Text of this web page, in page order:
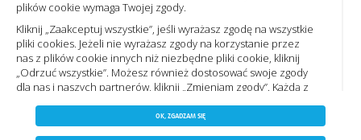
plików cookie wymaga Twojej zgody.
Kliknij „Zaakceptuj wszystkie”, jeśli wyrażasz zgodę na wszystkie
pliki cookies. Jeżeli nie wyrażasz zgody na korzystanie przez
nas z plików cookie innych niż niezbędne pliki cookie, kliknij
„Odrzuć wszystkie”. Możesz również dostosować swoje zgody
dla nas i naszych partnerów, kliknij „Zmieniam zgody”. Każdą z
zmieniając wybrane ustawienia. Więcej informacji znajdziesz
Polityce prywatności,. Korzystanie z plików cookie we
OK, ZGADZAM SIĘ
ZAPISZ WYBRANE
Administratorem Państwa danych osobowych jest Nowa Elektro Sp. z
o.o. Informacje dotyczące przetwarzania Państwa danych osobowych
oraz zasady, na jakich odbywa się ich przetwarzanie przez spółkę
Nowa Elektro Sp. z o.o. znajdą Państwo w naszejPolityce prywatności
Copyright 2023 by nowaelektro.pl. Wszelkie prawa
zastrzeżone.